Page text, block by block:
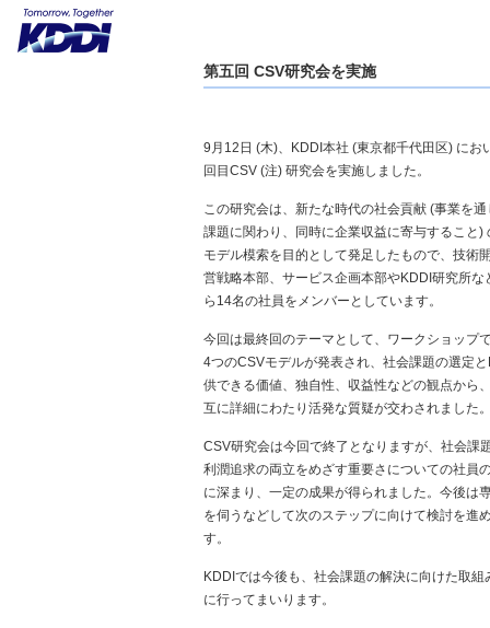
第五回 CSV研究会を実施
9月12日 (木)、KDDI本社 (東京都千代田区) にお
回目CSV (注) 研究会を実施しました。
この研究会は、新たな時代の社会貢献 (事業を
課題に関わり、同時に企業収益に寄与すること)
モデル模索を目的として発足したもので、技術
営戦略本部、サービス企画本部やKDDI研究所な
ら14名の社員をメンバーとしています。
今回は最終回のテーマとして、ワークショップ
4つのCSVモデルが発表され、社会課題の選定
供できる価値、独自性、収益性などの観点から
互に詳細にわたり活発な質疑が交わされました
CSV研究会は今回で終了となりますが、社会課
利潤追求の両立をめざす重要さについての社員
に深まり、一定の成果が得られました。今後は
を伺うなどして次のステップに向けて検討を進
す。
KDDIでは今後も、社会課題の解決に向けた取組
に行ってまいります。